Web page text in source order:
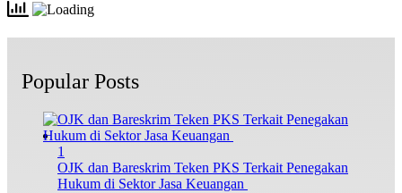
Popular Posts
1
OJK dan Bareskrim Teken PKS Terkait Penegakan
Hukum di Sektor Jasa Keuangan